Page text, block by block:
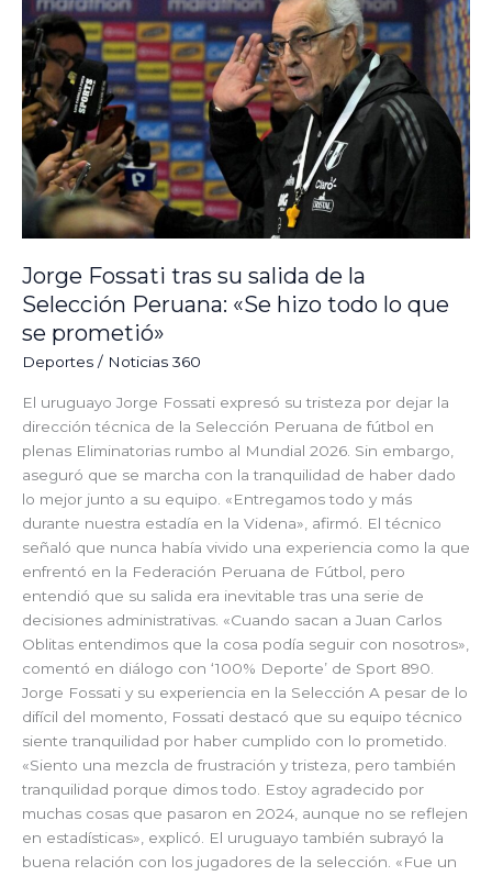
Jorge Fossati tras su salida de la
Selección Peruana: «Se hizo todo lo que
se prometió»
Deportes / Noticias 360
El uruguayo Jorge Fossati expresó su tristeza por dejar la
dirección técnica de la Selección Peruana de fútbol en
plenas Eliminatorias rumbo al Mundial 2026. Sin embargo,
aseguró que se marcha con la tranquilidad de haber dado
lo mejor junto a su equipo. «Entregamos todo y más
durante nuestra estadía en la Videna», afirmó. El técnico
señaló que nunca había vivido una experiencia como la que
enfrentó en la Federación Peruana de Fútbol, pero
entendió que su salida era inevitable tras una serie de
decisiones administrativas. «Cuando sacan a Juan Carlos
Oblitas entendimos que la cosa podía seguir con nosotros»,
comentó en diálogo con ‘100% Deporte’ de Sport 890.
Jorge Fossati y su experiencia en la Selección A pesar de lo
difícil del momento, Fossati destacó que su equipo técnico
siente tranquilidad por haber cumplido con lo prometido.
«Siento una mezcla de frustración y tristeza, pero también
tranquilidad porque dimos todo. Estoy agradecido por
muchas cosas que pasaron en 2024, aunque no se reflejen
en estadísticas», explicó. El uruguayo también subrayó la
buena relación con los jugadores de la selección. «Fue un
su
salida
de
la
Selección
Peruana:
«Se
hizo
todo
lo
que
se
prometió»